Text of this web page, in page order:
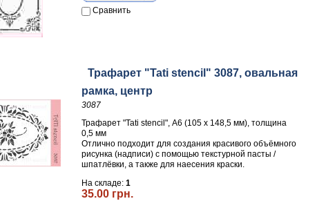
Сравнить
Трафарет "Tati stencil" 3087, овальная
рамка, центр
3087
Трафарет "Tati stencil", А6 (105 х 148,5 мм), толщина
0,5 мм
Отлично подходит для создания красивого объёмного
рисунка (надписи) с помощью текстурной пасты /
шпатлёвки, а также для наесения краски.
На складе: 1
35.00 грн.